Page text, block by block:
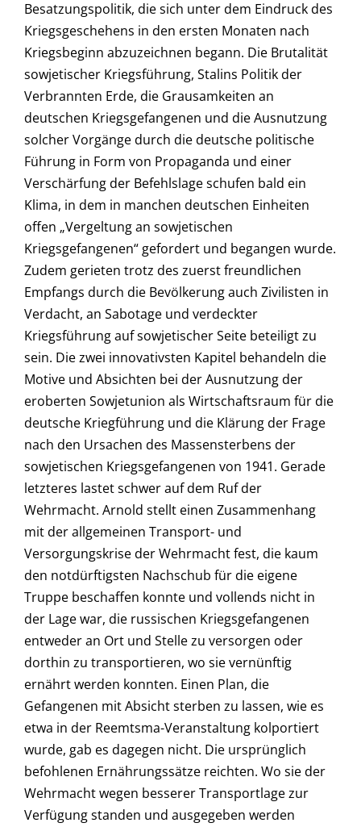
Besatzungspolitik, die sich unter dem Eindruck des
Kriegsgeschehens in den ersten Monaten nach
Kriegsbeginn abzuzeichnen begann. Die Brutalität
sowjetischer Kriegsführung, Stalins Politik der
Verbrannten Erde, die Grausamkeiten an
deutschen Kriegsgefangenen und die Ausnutzung
solcher Vorgänge durch die deutsche politische
Führung in Form von Propaganda und einer
Verschärfung der Befehlslage schufen bald ein
Klima, in dem in manchen deutschen Einheiten
offen „Vergeltung an sowjetischen
Kriegsgefangenen“ gefordert und begangen wurde.
Zudem gerieten trotz des zuerst freundlichen
Empfangs durch die Bevölkerung auch Zivilisten in
Verdacht, an Sabotage und verdeckter
Kriegsführung auf sowjetischer Seite beteiligt zu
sein. Die zwei innovativsten Kapitel behandeln die
Motive und Absichten bei der Ausnutzung der
eroberten Sowjetunion als Wirtschaftsraum für die
deutsche Kriegführung und die Klärung der Frage
nach den Ursachen des Massensterbens der
sowjetischen Kriegsgefangenen von 1941. Gerade
letzteres lastet schwer auf dem Ruf der
Wehrmacht. Arnold stellt einen Zusammenhang
mit der allgemeinen Transport- und
Versorgungskrise der Wehrmacht fest, die kaum
den notdürftigsten Nachschub für die eigene
Truppe beschaffen konnte und vollends nicht in
der Lage war, die russischen Kriegsgefangenen
entweder an Ort und Stelle zu versorgen oder
dorthin zu transportieren, wo sie vernünftig
ernährt werden konnten. Einen Plan, die
Gefangenen mit Absicht sterben zu lassen, wie es
etwa in der Reemtsma-Veranstaltung kolportiert
wurde, gab es dagegen nicht. Die ursprünglich
befohlenen Ernährungssätze reichten. Wo sie der
Wehrmacht wegen besserer Transportlage zur
Verfügung standen und ausgegeben werden